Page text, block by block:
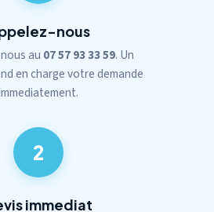
nous
au 07 57 93 33 59. Un
en charge votre demande
2
immediat